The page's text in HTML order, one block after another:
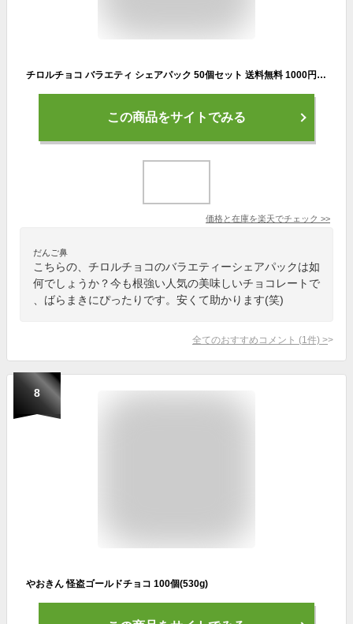
チロルチョコ バラエティ シェアパック 50個セット 送料無料 1000円ポッキリ バレンタイン ばらまき ポイント消化 お買い物マラソン プチギフト ギフト 楽天スーパーセール 詰め合わせ 大量 UnFika 業務用 友チョコ お菓子
この商品をサイトでみる
価格と在庫を楽天でチェック >>
だんご鼻
こちらの、チロルチョコのバラエティーシェアパックは如
何でしょうか？今も根強い人気の美味しいチョコレートで
、ばらまきにぴったりです。安くて助かります(笑)
全てのおすすめコメント (1 件) >
8
やおきん 怪盗ゴールドチョコ 100個(530g)